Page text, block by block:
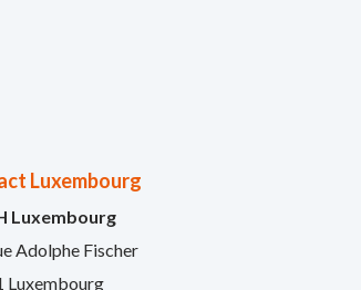
Luxembourg
Luxembourg
Adolphe Fischer
Luxembourg